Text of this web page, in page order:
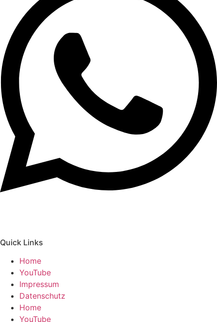
Quick Links
Home
YouTube
Impressum
Datenschutz
Home
YouTube